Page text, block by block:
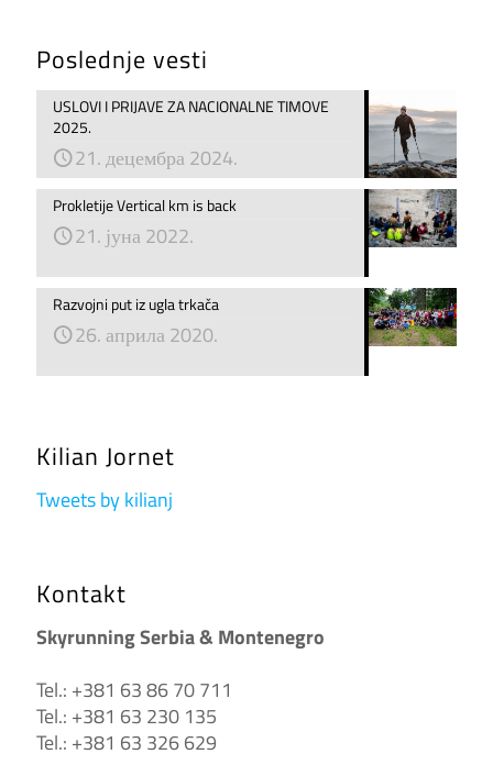
Poslednje vesti
USLOVI I PRIJAVE ZA NACIONALNE TIMOVE
2025.
21. децембра 2024.
Prokletije Vertical km is back
21. јуна 2022.
Razvojni put iz ugla trkača
26. априла 2020.
Kilian Jornet
Tweets by kilianj
Kontakt
Skyrunning Serbia & Montenegro
Tel.: +381 63 86 70 711
Tel.: +381 63 230 135
Tel.: +381 63 326 629